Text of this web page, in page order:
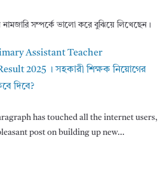
সম্পর্কে ভালো করে বুঝিয়ে লিখেছেন।
Assistant Teacher
2025 । সহকারী শিক্ষক নিয়োগের
দিবে?
has touched all the internet users,
post on building up new…